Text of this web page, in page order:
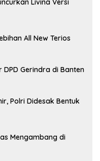
Livina Versi
All New Terios
Gerindra di Banten
Polri Didesak Bentuk
Mengambang di